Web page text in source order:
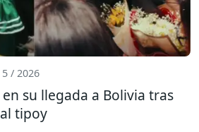
/ 2026
su llegada a Bolivia tras
tipoy